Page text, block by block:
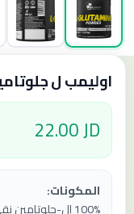
اوليمب ل جلوتامين
22.00 JD
المكونات:
100% إل-جلوتامين نقي.